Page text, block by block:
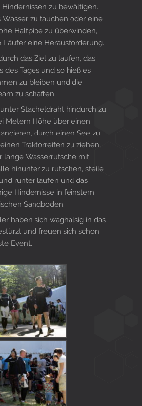
Ernährungsberatung
Hindernissen zu bewältigen.
Wasser zu tauchen oder eine
Halfpipe zu überwinden,
Läufer eine Herausforderung.
das Ziel zu laufen, das
des Tages und so hieß es
zu bleiben und die
zu schaffen.
Stacheldraht hindurch zu
Metern Höhe über einen
durch einen See zu
Traktorreifen zu ziehen,
lange Wasserrutsche mit
hinunter zu rutschen, steile
runter laufen und das
Hindernisse in feinstem
Sandboden.
haben sich waghalsig in das
und freuen sich schon
Event.